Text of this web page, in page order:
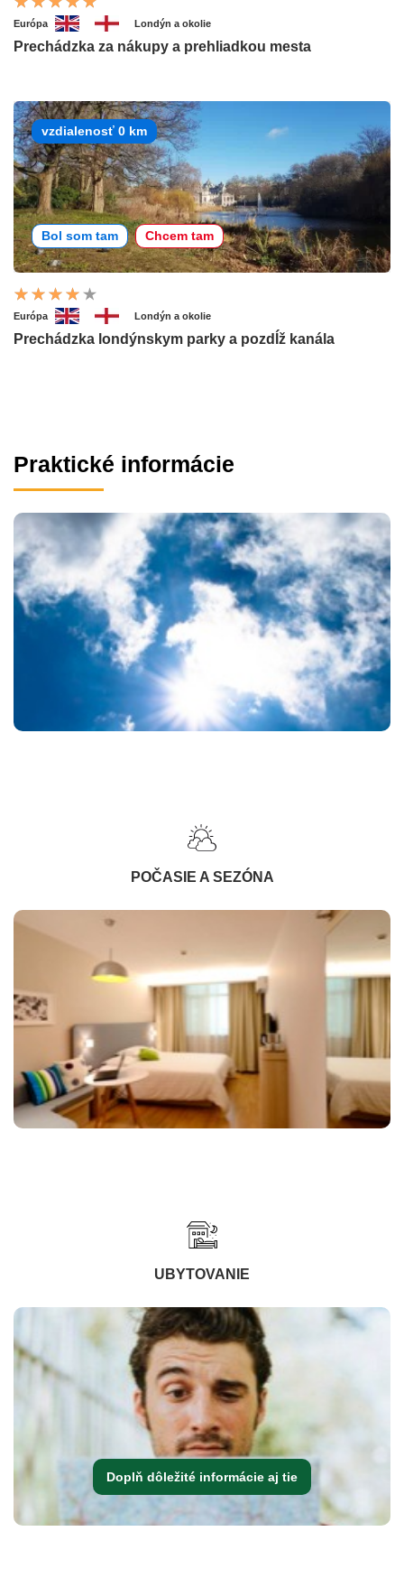
Európa Londýn a okolie
Prechádzka za nákupy a prehliadkou mesta
vzdialenosť 0 km
Bol som tam Chcem tam
Európa Londýn a okolie
Prechádzka londýnskym parky a pozdĺž kanála
Praktické informácie
POČASIE A SEZÓNA
UBYTOVANIE
Doplň dôležité informácie aj tie